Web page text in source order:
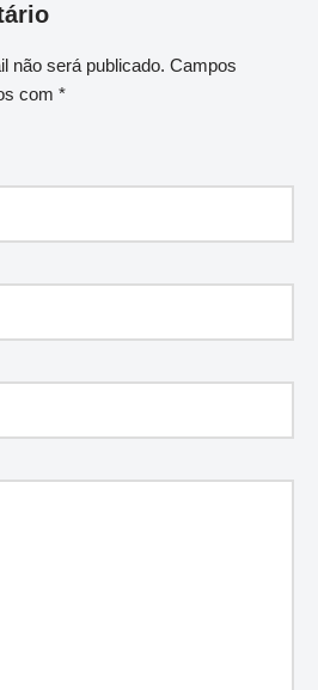
não será publicado. Campos
com *